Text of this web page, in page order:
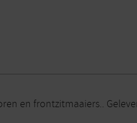
en frontzitmaaiers..